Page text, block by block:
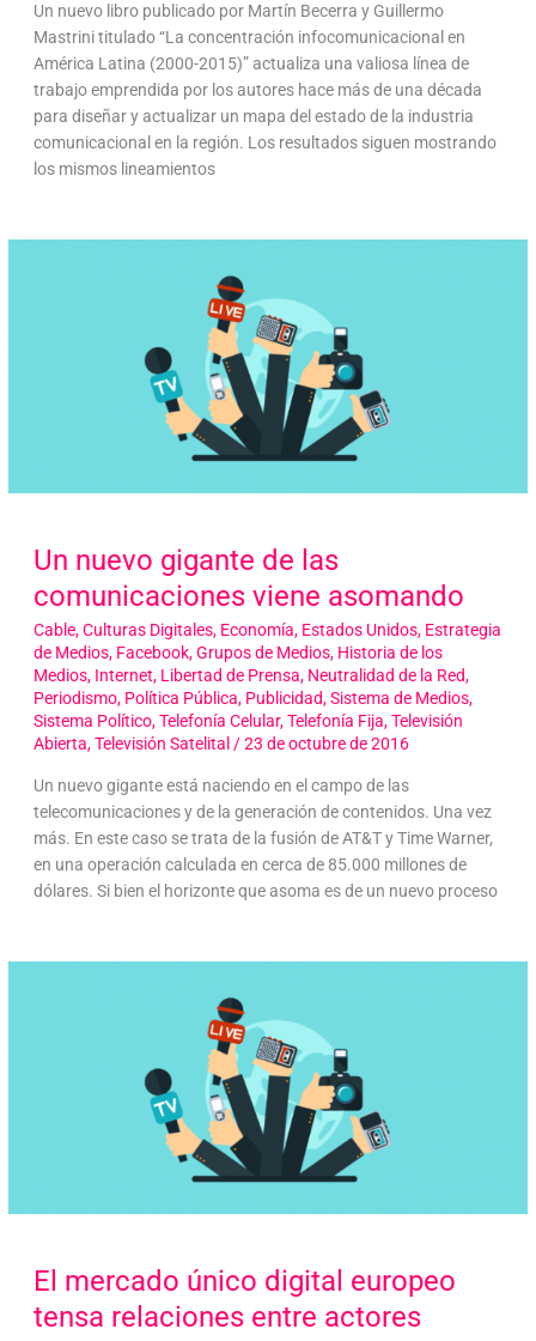
Un nuevo libro publicado por Martín Becerra y Guillermo
Mastrini titulado “La concentración infocomunicacional en
América Latina (2000-2015)” actualiza una valiosa línea de
trabajo emprendida por los autores hace más de una década
para diseñar y actualizar un mapa del estado de la industria
comunicacional en la región. Los resultados siguen mostrando
los mismos lineamientos
Un nuevo gigante de las
comunicaciones viene asomando
Cable,Culturas Digitales, Economía, Estados Unidos, Estrategia
de Medios, Facebook,Grupos de Medios, Historia de los
Medios, Internet, Libertad de Prensa, Neutralidad de la Red,
Periodismo, Política Pública, Publicidad,Sistema de Medios,
Sistema Político,Telefonía Celular,Telefonía Fija,Televisión
Abierta,Televisión Satelital /23 de octubre de 2016
Un nuevo gigante está naciendo en el campo de las
telecomunicaciones y de la generación de contenidos. Una vez
más. En este caso se trata de la fusión de AT&T y Time Warner,
en una operación calculada en cerca de 85.000 millones de
dólares. Si bien el horizonte que asoma es de un nuevo proceso
El mercado único digital europeo
tensa relaciones entre actores